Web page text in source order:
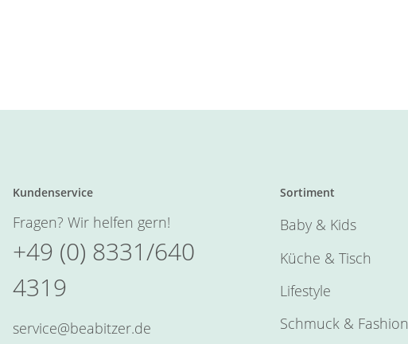
Kundenservice
Fragen? Wir helfen gern!
+49 (0) 8331/640
4319
service@beabitzer.de
Sortiment
Baby & Kids
Küche & Tisch
Lifestyle
Schmuck & Fashion